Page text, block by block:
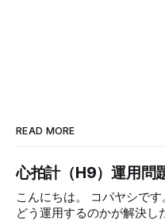
READ MORE
心拍計（H9）運用問
こんにちは。 コパヤシです。 今日は心拍計を何と接続して
どう運用するのかが解決した話だよー。